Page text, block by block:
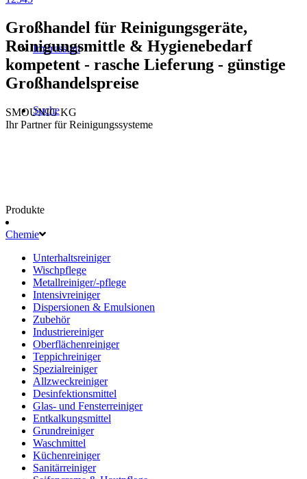
Impressum
Suche
Großhandel für Reinigungsgeräte,
Reinigungsmittle & Hygienebedarf
kompetent - rasche Lieferung - günstige
Großhandelspreise
SMOUNIG KG
Ihr Partner für Reinigungssysteme
Produkte
Chemie
Unterhaltsreiniger
Wischpflege
Metallreiniger/-pflege
Intensivreiniger
Dispersionen & Emulsionen
Zubehör
Industriereiniger
Oberflächenreiniger
Teppichreiniger
Spezialreiniger
Allzweckreiniger
Desinfektionsmittel
Glas- und Fensterreiniger
Entkalkungsmittel
Grundreiniger
Waschmittel
Küchenreiniger
Sanitärreiniger